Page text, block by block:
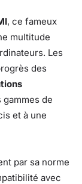
, ce fameux
multitude
Les
des
gammes de
et à une
par sa norme
avec